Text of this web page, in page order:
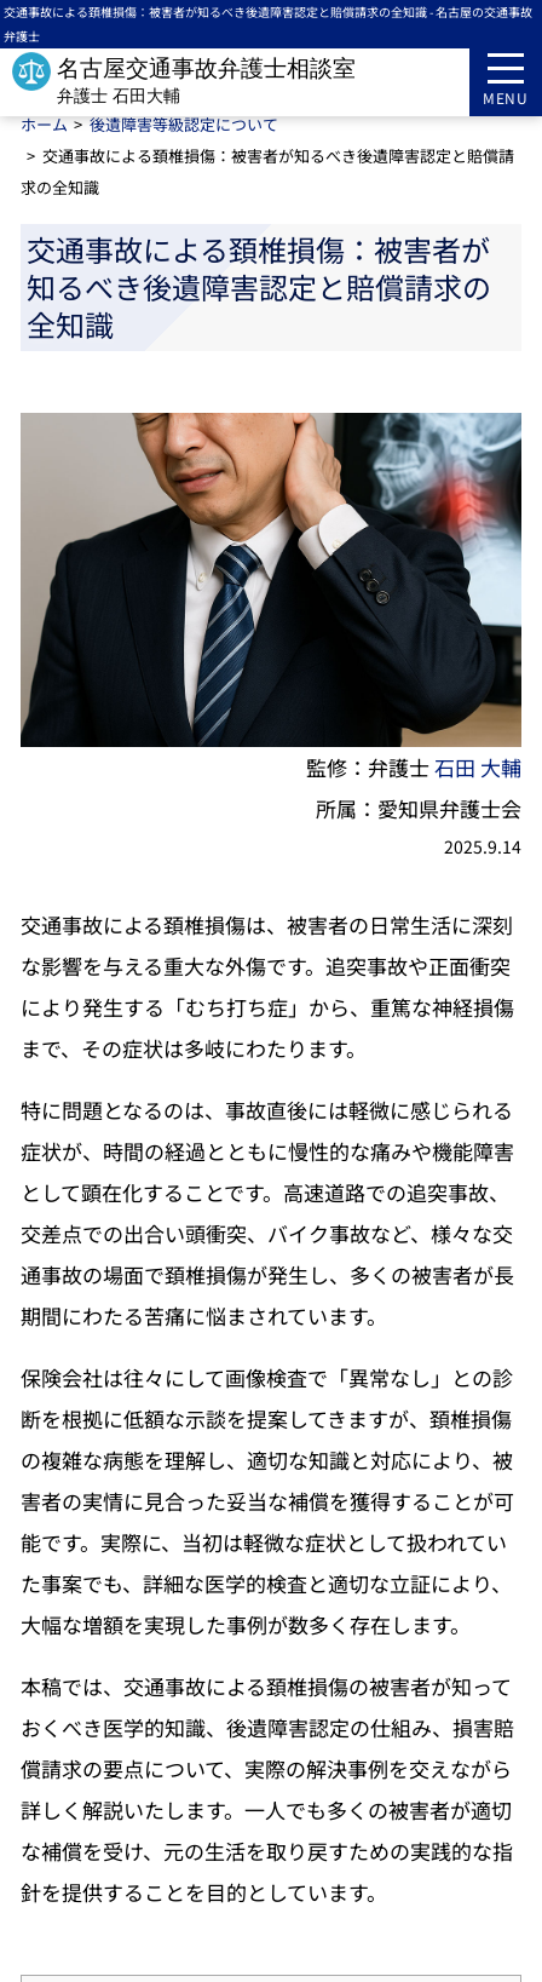
交通事故による頚椎損傷：被害者が知るべき後遺障害認定と賠償請求の全知識 - 名古屋の交通事故
弁護士
名古屋交通事故弁護士相談室
弁護士 石田大輔 MENU
ホーム
後遺障害等級認定について
交通事故による頚椎損傷：被害者が知るべき後遺障害認定と賠償請
求の全知識
交通事故による頚椎損傷：被害者が
知るべき後遺障害認定と賠償請求の
全知識
監修：弁護士石田 大輔
所属：愛知県弁護士会
2025.9.14
交通事故による頚椎損傷は、被害者の日常生活に深刻
な影響を与える重大な外傷です。追突事故や正面衝突
により発生する「むち打ち症」から、重篤な神経損傷
まで、その症状は多岐にわたります。
特に問題となるのは、事故直後には軽微に感じられる
症状が、時間の経過とともに慢性的な痛みや機能障害
として顕在化することです。高速道路での追突事故、
交差点での出合い頭衝突、バイク事故など、様々な交
通事故の場面で頚椎損傷が発生し、多くの被害者が長
期間にわたる苦痛に悩まされています。
保険会社は往々にして画像検査で「異常なし」との診
断を根拠に低額な示談を提案してきますが、頚椎損傷
の複雑な病態を理解し、適切な知識と対応により、被
害者の実情に見合った妥当な補償を獲得することが可
能です。実際に、当初は軽微な症状として扱われてい
た事案でも、詳細な医学的検査と適切な立証により、
大幅な増額を実現した事例が数多く存在します。
本稿では、交通事故による頚椎損傷の被害者が知って
おくべき医学的知識、後遺障害認定の仕組み、損害賠
償請求の要点について、実際の解決事例を交えながら
詳しく解説いたします。一人でも多くの被害者が適切
な補償を受け、元の生活を取り戻すための実践的な指
針を提供することを目的としています。